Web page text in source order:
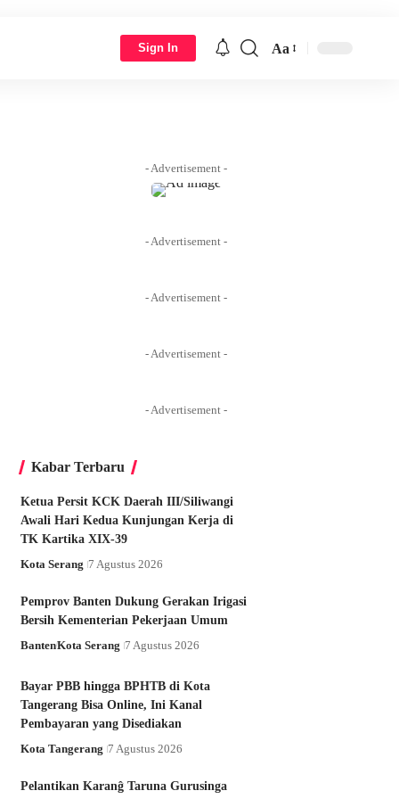
Sign In Aa
- Advertisement -
- Advertisement -
- Advertisement -
- Advertisement -
- Advertisement -
Kabar Terbaru
Ketua Persit KCK Daerah III/Siliwangi
Awali Hari Kedua Kunjungan Kerja di
TK Kartika XIX-39
Kota Serang 7 Agustus 2026
Pemprov Banten Dukung Gerakan Irigasi
Bersih Kementerian Pekerjaan Umum
BantenKota Serang 7 Agustus 2026
Bayar PBB hingga BPHTB di Kota
Tangerang Bisa Online, Ini Kanal
Pembayaran yang Disediakan
Kota Tangerang 7 Agustus 2026
Pelantikan Karanĝ Taruna Gurusinga